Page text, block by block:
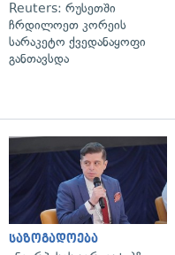
Reuters: რუსეთში
ჩრდილოეთ კორეის
სარაკეტო ქვედანაყოფი
განთავსდა
საზოგადოება